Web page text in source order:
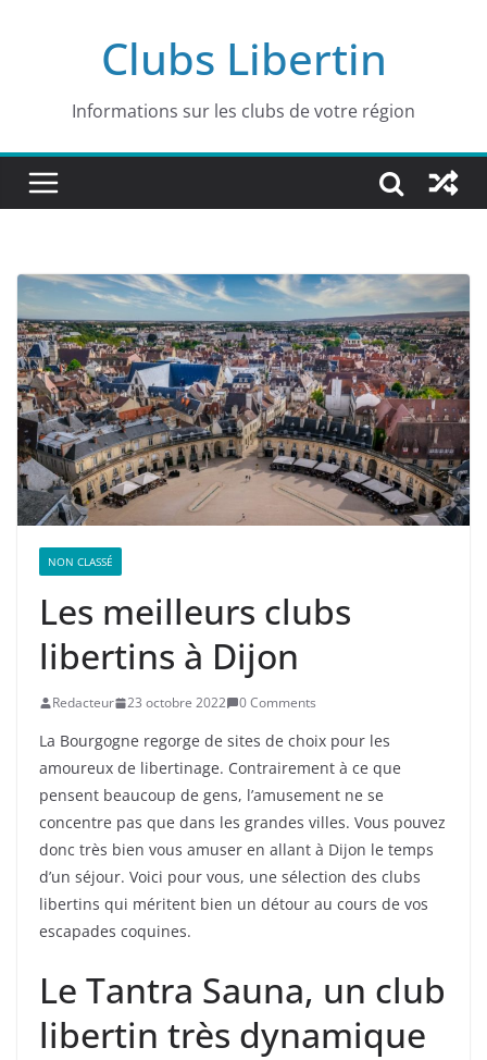
Clubs Libertin
Informations sur les clubs de votre région
NON CLASSÉ
Les meilleurs clubs
libertins à Dijon
Redacteur 23 octobre 2022 0 Comments
La Bourgogne regorge de sites de choix pour les
amoureux de libertinage. Contrairement à ce que
pensent beaucoup de gens, l’amusement ne se
concentre pas que dans les grandes villes. Vous pouvez
donc très bien vous amuser en allant à Dijon le temps
d’un séjour. Voici pour vous, une sélection des clubs
libertins qui méritent bien un détour au cours de vos
escapades coquines.
Le Tantra Sauna, un club
libertin très dynamique